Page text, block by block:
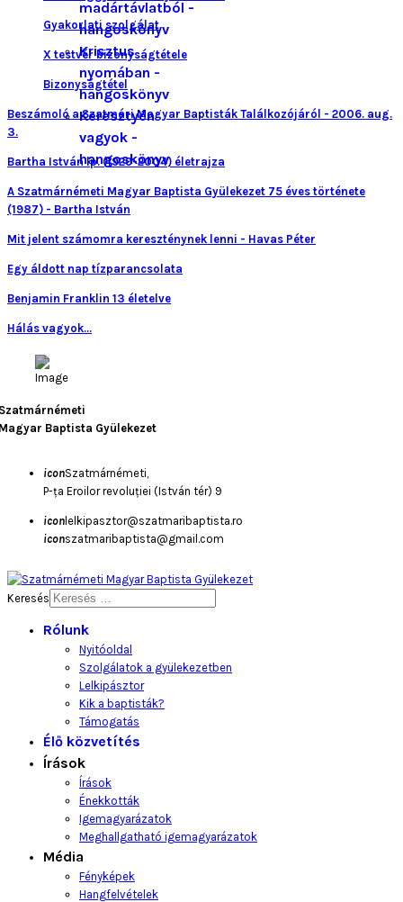
madártávlatból -
hangoskönyv
Krisztus
nyomában -
hangoskönyv
Keresztyén
vagyok -
hangoskönyv
Gyakorlati szolgálat
X testvér bizonyságtétele
Bizonyságtétel
Beszámoló a Szatmári Magyar Baptisták Találkozójáról - 2006. aug.
3.
Bartha István lp. (1929-2004) életrajza
A Szatmárnémeti Magyar Baptista Gyülekezet 75 éves története
(1987) - Bartha István
Mit jelent számomra kereszténynek lenni - Havas Péter
Egy áldott nap tízparancsolata
Benjamin Franklin 13 életelve
Hálás vagyok...
Baptista Gyülekezet
iconSzatmárnémeti,
P-ța Eroilor revoluției (István tér) 9
icon lelkipasztor@szatmaribaptista.ro
iconszatmaribaptista@gmail.com
Keresés
Rólunk
Nyitóoldal
Szolgálatok a gyülekezetben
Lelkipásztor
Kik a baptisták?
Támogatás
Élő közvetítés
Írások
Írások
Énekkották
Igemagyarázatok
Meghallgatható igemagyarázatok
Média
Fényképek
Hangfelvételek